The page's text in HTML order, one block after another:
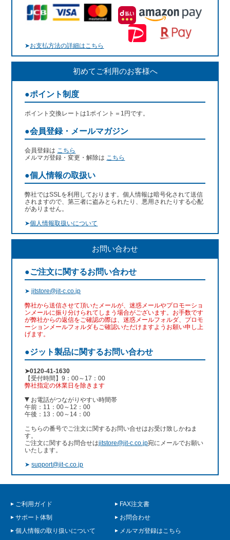
➤お支払方法の詳細はこちら
初めてご利用のお客様へ
●ポイント制度
ポイント交換レートは1ポイント＝1円です。
●会員登録・メールマガジン
会員登録は こちら
メルマガ登録・変更・解除は こちら
●個人情報の取扱い
弊社ではSSLを利用しております。個人情報は暗号化されて送信
されますので、第三者に盗みとられたり、悪用されたりする心配
がありません。
➤個人情報取扱いについて
お問い合わせ
●ご注文に関するお問い合わせ
➤jitstore@jit-c.co.jp
弊社から送信させて頂いたメールが、迷惑メールやプロモーショ
ンメールに振り分けられてしまう場合がございます。お手数です
が弊社からの返信をご確認の際は、迷惑メールフォルダ、プロモ
ーションメールフォルダもご確認いただけますようお願い申し上
げます。
●ジット製品に関するお問い合わせ
➤0120-41-1630
【受付時間】9：00～17：00
弊社指定の休業日を除きます
お電話がつながりやすい時間帯
午前：11：00～12：00
午後：13：00～14：00
こちらの番号でご注文に関するお問い合せはお受け致しかねま
す。
ご注文に関するお問合せはjitstore@jit-c.co.jp宛にメールでお願い
いたします。
➤support@jit-c.co.jp
ご利用ガイド
FAX注文書
サポート体制
お問合わせ
個人情報の取り扱いについて
メルマガ登録はこちら